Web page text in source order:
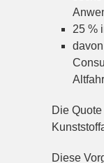
25 %
Die
Diese